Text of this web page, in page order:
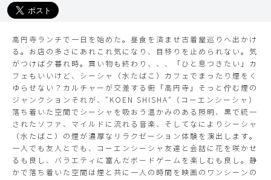
TIMES
高円寺ランチで一日を始めた。昼食を済ませ古着屋巡りへ出かけ
る。お店の多さにあれこれ気になり、目移りを止められない。気
がつけば夕暮れ時。買い物も終わり、、、「ひと息つきたい」カ
フェもいいけど、シーシャ（水たばこ）カフェでまったり煙をく
ゆらせない？カルチャーが交差する街「高円寺」そっと佇む煙の
ジャンクションそれが、”KOEN SHISHA“（コーエンシーシャ）
落ち着いた空間でシーシャを吸おう温かみのある照明、黒で統一
されたソファ、マイルドに流れる音楽、そしてなによりシーシャ
（水たばこ）の煙が濃厚なリラクゼーション体験を演出します。
一人でも友人とでも、コーエンシーシャ友達と会話に花を咲かせ
るも良し、バラエティに富んだボードゲームを楽しむも良し。静
かで落ち着いた空間は煙と共に一人の時間を映画のワンシーンの